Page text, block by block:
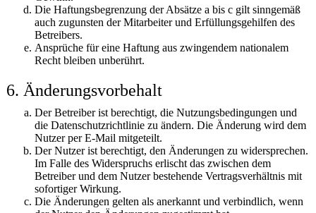
Die Haftungsbegrenzung der Absätze a bis c gilt sinngemäß
auch zugunsten der Mitarbeiter und Erfüllungsgehilfen des
Betreibers.
Ansprüche für eine Haftung aus zwingendem nationalem
Recht bleiben unberührt.
6. Änderungsvorbehalt
Der Betreiber ist berechtigt, die Nutzungsbedingungen und
die Datenschutzrichtlinie zu ändern. Die Änderung wird dem
Nutzer per E-Mail mitgeteilt.
Der Nutzer ist berechtigt, den Änderungen zu widersprechen.
Im Falle des Widerspruchs erlischt das zwischen dem
Betreiber und dem Nutzer bestehende Vertragsverhältnis mit
sofortiger Wirkung.
Die Änderungen gelten als anerkannt und verbindlich, wenn